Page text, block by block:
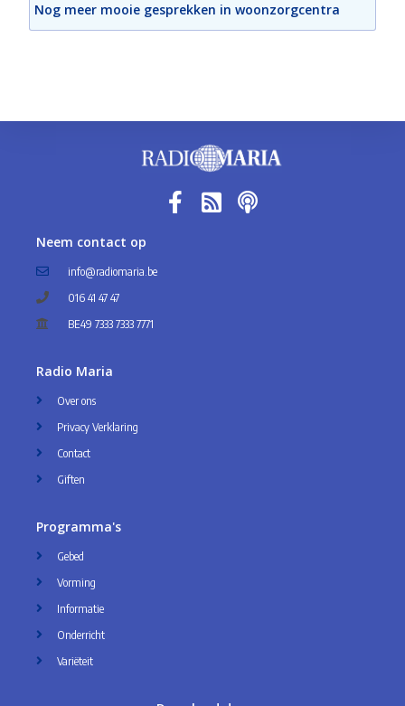
Nog meer mooie gesprekken in woonzorgcentra
Neem contact op
info@radiomaria.be
016 41 47 47
BE49 7333 7333 7771
Radio Maria
Over ons
Privacy Verklaring
Contact
Giften
Programma's
Gebed
Vorming
Informatie
Onderricht
Variëteit